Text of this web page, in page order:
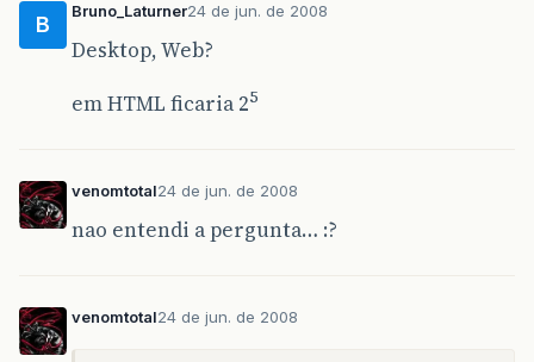
B
Bruno_Laturner24 de jun. de 2008
Desktop, Web?
em HTML ficaria 25
venomtotal24 de jun. de 2008
nao entendi a pergunta… :?
venomtotal24 de jun. de 2008